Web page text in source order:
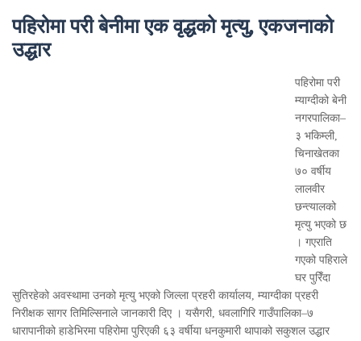
पहिरोमा परी बेनीमा एक वृद्धको मृत्यु, एकजनाको
उद्धार
पहिरोमा परी
म्याग्दीको बेनी
नगरपालिका–
३ भकिम्ली,
चिनाखेतका
७० वर्षीय
लालवीर
छन्त्यालको
मृत्यु भएको छ
। गएराति
गएको पहिराले
घर पुरिँदा
सुतिरहेको अवस्थामा उनको मृत्यु भएको जिल्ला प्रहरी कार्यालय, म्याग्दीका प्रहरी
निरीक्षक सागर तिमिल्सिनाले जानकारी दिए । यसैगरी, धवलागिरि गाउँपालिका–७
धारापानीको हाडेभिरमा पहिरोमा पुरिएकी ६३ वर्षीया धनकुमारी थापाको सकुशल उद्धार